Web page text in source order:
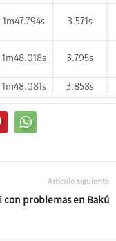
1m47.794s 3.571s
1m48.018s 3.795s
1m48.081s 3.858s
Artículo siguiente
con problemas en Bakú